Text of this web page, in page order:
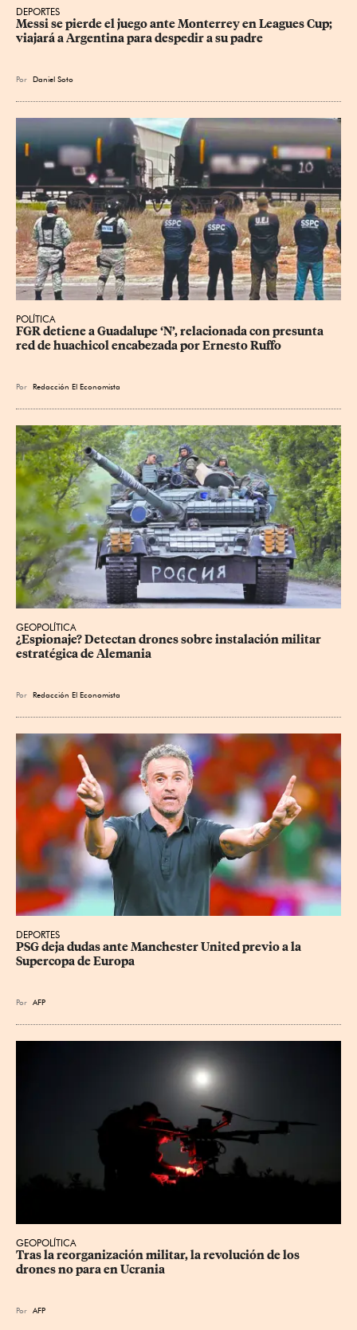
DEPORTES
Messi se pierde el juego ante Monterrey en Leagues Cup;
viajará a Argentina para despedir a su padre
Por Daniel Soto
POLÍTICA
FGR detiene a Guadalupe ‘N’, relacionada con presunta
red de huachicol encabezada por Ernesto Ruffo
Por Redacción El Economista
GEOPOLÍTICA
¿Espionaje? Detectan drones sobre instalación militar
estratégica de Alemania
Por Redacción El Economista
DEPORTES
PSG deja dudas ante Manchester United previo a la
Supercopa de Europa
Por AFP
GEOPOLÍTICA
Tras la reorganización militar, la revolución de los
drones no para en Ucrania
Por AFP